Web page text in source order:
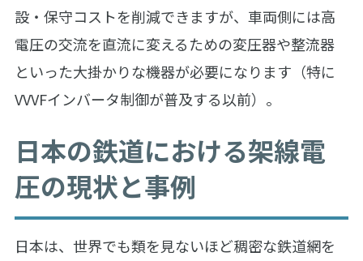
設・保守コストを削減できますが、車両側には高
電圧の交流を直流に変えるための変圧器や整流器
といった大掛かりな機器が必要になります（特に
VVVFインバータ制御が普及する以前）。
日本の鉄道における架線電
圧の現状と事例
日本は、世界でも類を見ないほど稠密な鉄道網を